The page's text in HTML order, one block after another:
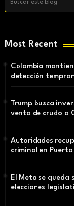
Most Recent
Colombia
detección
Trump busca
venta de crudo a
Autoridades
criminal en Puerto
El Meta se queda
elecciones